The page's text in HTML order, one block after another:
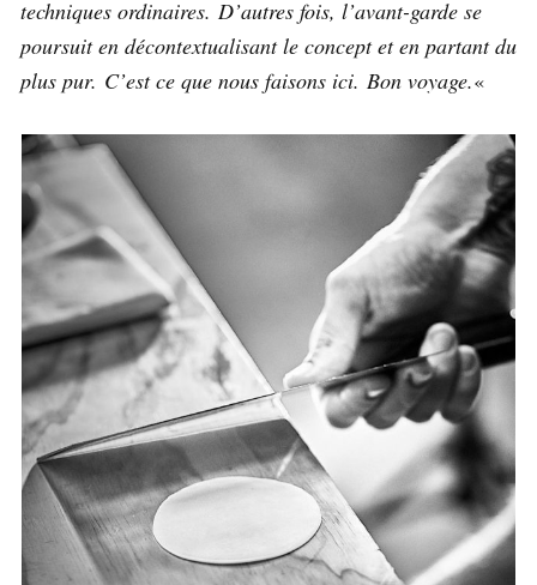
techniques ordinaires. D’autres fois, l’avant-garde se
poursuit en décontextualisant le concept et en partant du
plus pur. C’est ce que nous faisons ici. Bon voyage.«